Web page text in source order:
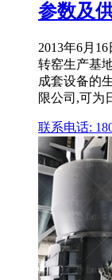
参数及
2013年6月
转窑生产基
成套设备的
限公司,可为
联系电话: